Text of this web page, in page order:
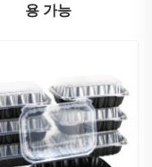
용 가능